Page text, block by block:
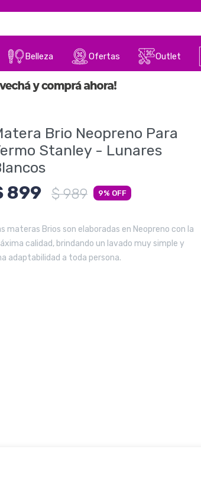
Belleza Ofertas Outlet
Brio Neopreno Para
Stanley - Lunares
899 $ 989 9
materas Brios son elaboradas en Neopreno con la
calidad, brindando un lavado muy simple y
adaptabilidad a toda persona.